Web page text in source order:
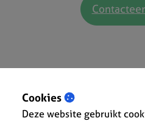
Cookies
Deze website gebruikt